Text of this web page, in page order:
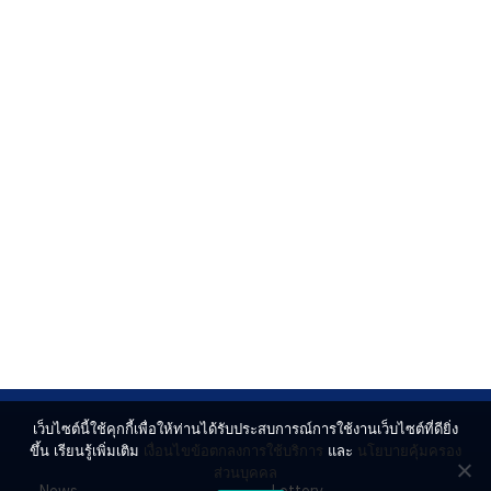
เว็บไซต์นี้ใช้คุกกี้เพื่อให้ท่านได้รับประสบการณ์การใช้งานเว็บไซต์ที่ดียิ่ง
ขึ้น เรียนรู้เพิ่มเติม เงื่อนไขข้อตกลงการใช้บริการ และ นโยบายคุ้มครอง
ส่วนบุคคล